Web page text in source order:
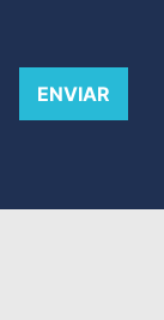
ENVIAR